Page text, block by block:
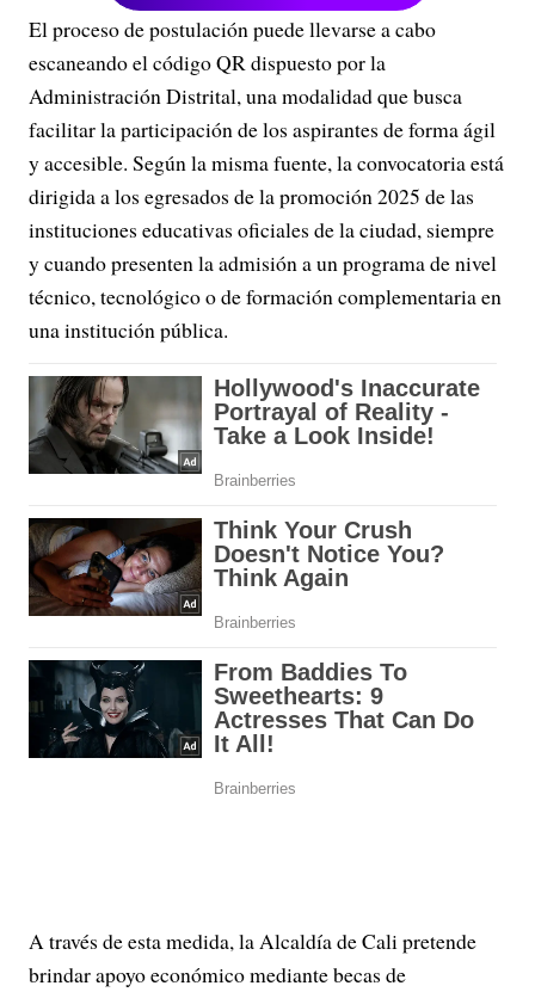
El proceso de postulación puede llevarse a cabo
escaneando el código QR dispuesto por la
Administración Distrital, una modalidad que busca
facilitar la participación de los aspirantes de forma ágil
y accesible. Según la misma fuente, la convocatoria está
dirigida a los egresados de la promoción 2025 de las
instituciones educativas oficiales de la ciudad, siempre
y cuando presenten la admisión a un programa de nivel
técnico, tecnológico o de formación complementaria en
una institución pública.
A través de esta medida, la Alcaldía de Cali pretende
brindar apoyo económico mediante becas de